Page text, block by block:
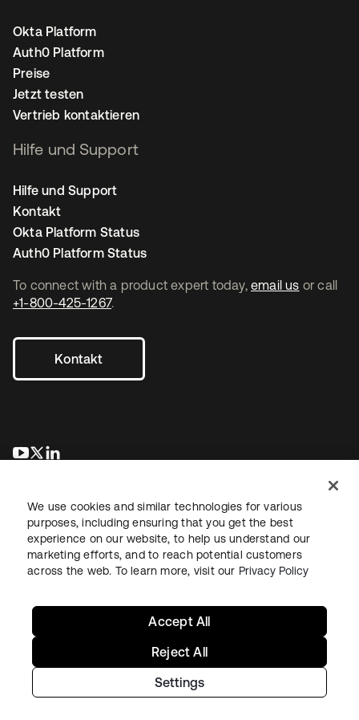
To connect with a product expert today, email us or call
+1-800-425-1267.
Kontakt
wird in einer neuen Registerkarte geöffnet
wird in einer neuen Registerkarte geöffnet
Okta Platform
Auth0 Platform
Preise
Jetzt testen
Vertrieb kontaktieren
Hilfe und Support
Hilfe und Support
Kontakt
Okta Platform Status
Auth0 Platform Status
RechtDatenschutzrichtlinieNutzungsbedingungenSicherheit
Copyright © 2026 Okta. Alle Rechte vorbehalten.
We use cookies and similar technologies for various
purposes, including ensuring that you get the best
experience on our website, to help us understand our
marketing efforts, and to reach potential customers
across the web. To learn more, visit our Privacy Policy
Settings
Reject All
Accept All